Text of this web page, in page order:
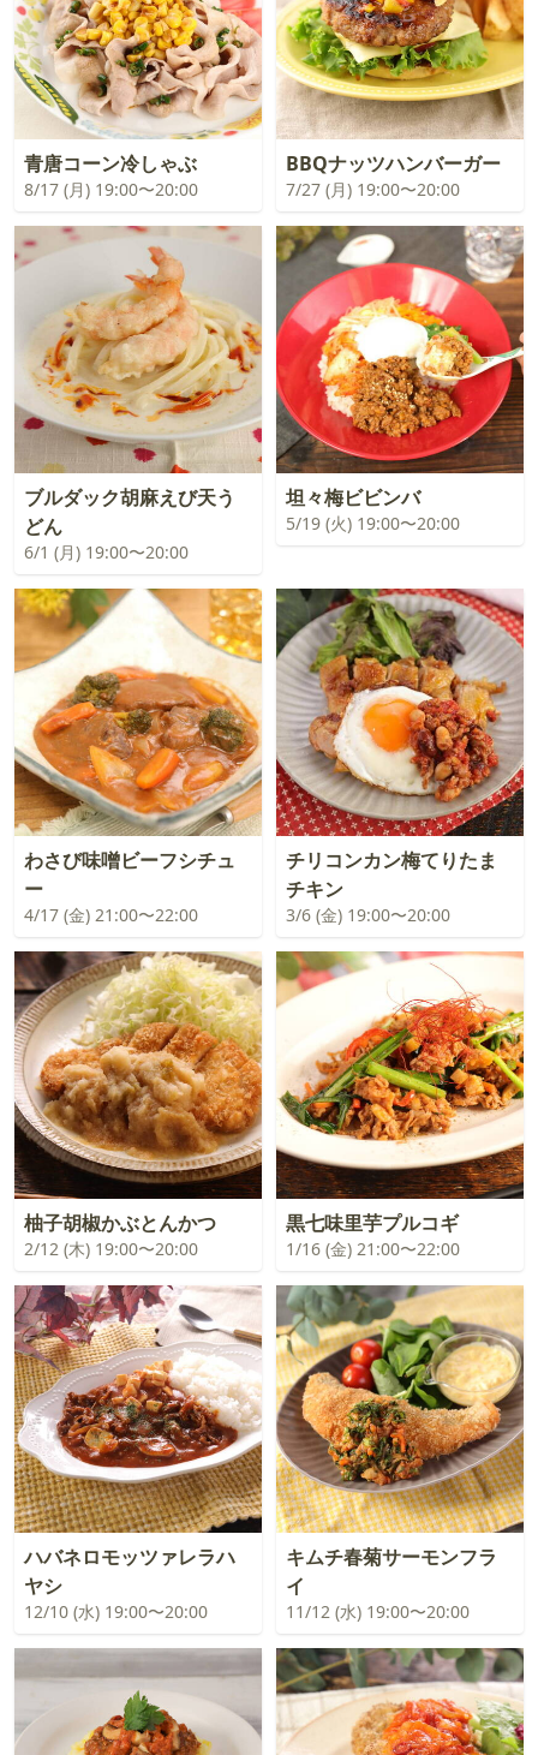
青唐コーン冷しゃぶ
8/17 (月) 19:00〜20:00
BBQナッツハンバーガー
7/27 (月) 19:00〜20:00
ブルダック胡麻えび天う
どん
6/1 (月) 19:00〜20:00
坦々梅ビビンバ
5/19 (火) 19:00〜20:00
わさび味噌ビーフシチュ
ー
4/17 (金) 21:00〜22:00
チリコンカン梅てりたま
チキン
3/6 (金) 19:00〜20:00
柚子胡椒かぶとんかつ
2/12 (木) 19:00〜20:00
黒七味里芋プルコギ
1/16 (金) 21:00〜22:00
ハバネロモッツァレラハ
ヤシ
12/10 (水) 19:00〜20:00
キムチ春菊サーモンフラ
イ
11/12 (水) 19:00〜20:00